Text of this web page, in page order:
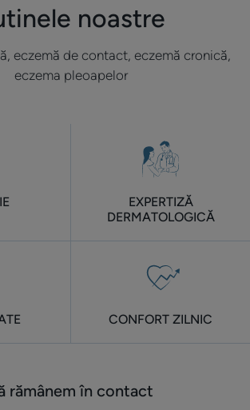
noastre
eczemă de contact, eczemă cronică,
eczema pleoapelor
EXPERTIZĂ
DERMATOLOGICĂ
CONFORT ZILNIC
rămânem în contact